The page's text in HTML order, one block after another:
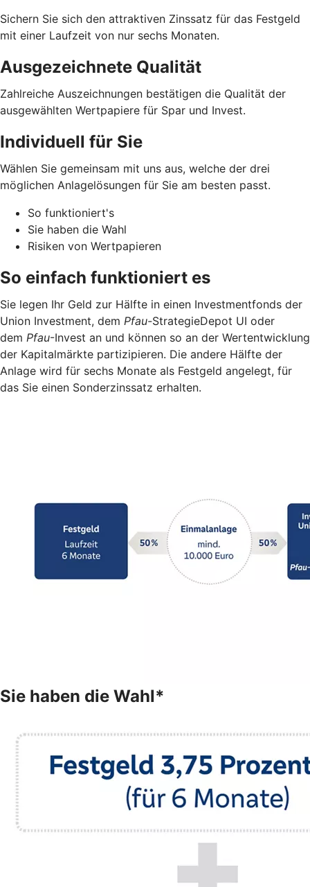
Sichern Sie sich den attraktiven Zinssatz für das Festgeld
mit einer Laufzeit von nur sechs Monaten.
Ausgezeichnete Qualität
Zahlreiche Auszeichnungen bestätigen die Qualität der
ausgewählten Wertpapiere für Spar und Invest.
Individuell für Sie
Wählen Sie gemeinsam mit uns aus, welche der drei
möglichen Anlagelösungen für Sie am besten passt.
So funktioniert's
Sie haben die Wahl
Risiken von Wertpapieren
So einfach funktioniert es
Sie legen Ihr Geld zur Hälfte in einen Investmentfonds der
Union Investment, dem Pfau-StrategieDepot UI oder
dem Pfau-Invest an und können so an der Wertentwicklung
der Kapitalmärkte partizipieren. Die andere Hälfte der
Anlage wird für sechs Monate als Festgeld angelegt, für
das Sie einen Sonderzinssatz erhalten.
Sie haben die Wahl*